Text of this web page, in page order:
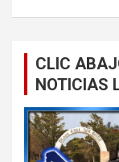
CLIC
NOTICIAS